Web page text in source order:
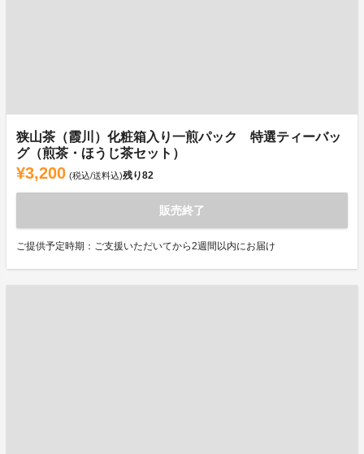
狭山茶（霞川）化粧箱入り一煎パック 特選ティーバッ
グ（煎茶・ほうじ茶セット）
¥3,200 (税込/送料込)残り82
販売終了
ご提供予定時期：ご支援いただいてから2週間以内にお届け